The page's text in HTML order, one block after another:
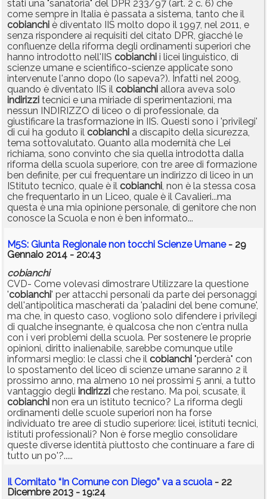
stati una "sanatoria" del DPR 233/97 (art. 2 c. 6) che
come sempre in Italia è passata a sistema, tanto che il
cobianchi è diventato IIS molto dopo il 1997, nel 2011, e
senza rispondere ai requisiti del citato DPR, giacché le
confluenze della riforma degli ordinamenti superiori che
hanno introdotto nell'IIS cobianchi i licei linguistico, di
scienze umane e scientifico-scienze applicate sono
intervenute l'anno dopo (lo sapeva?). Infatti nel 2009,
quando è diventato IIS il cobianchi allora aveva solo
indirizzi tecnici e una miriade di sperimentazioni, ma
nessun INDIRIZZO di liceo o di professionale, da
giustificare la trasformazione in IIS. Questi sono i 'privilegi'
di cui ha goduto il cobianchi a discapito della sicurezza,
tema sottovalutato. Quanto alla modernità che Lei
richiama, sono convinto che sia quella introdotta dalla
riforma della scuola superiore, con tre aree di formazione
ben definite, per cui frequentare un indirizzo di liceo in un
IStituto tecnico, quale è il cobianchi, non è la stessa cosa
che frequentarlo in un Liceo, quale è il Cavalieri...ma
questa è una mia opinione personale, di genitore che non
conosce la Scuola e non è ben informato...
M5S: Giunta Regionale non tocchi Scienze Umane- 29
Gennaio 2014 - 20:43
cobianchi
CVD- Come volevasi dimostrare Utilizzare la questione
'cobianchi' per attacchi personali da parte dei personaggi
dell'antipolitica mascherati da 'paladini del bene comune',
ma che, in questo caso, vogliono solo difendere i privilegi
di qualche insegnante, è qualcosa che non c'entra nulla
con i veri problemi della scuola. Per sostenere le proprie
opinioni, diritto inalienabile, sarebbe comunque utile
informarsi meglio: le classi che il cobianchi "perderà" con
lo spostamento del liceo di scienze umane saranno 2 il
prossimo anno, ma almeno 10 nei prossimi 5 anni, a tutto
vantaggio degli indirizzi che restano. Ma poi, scusate, il
cobianchi non era un istituto tecnico? La riforma degli
ordinamenti delle scuole superiori non ha forse
individuato tre aree di studio superiore: licei, istituti tecnici,
istituti professionali? Non è forse meglio consolidare
queste diverse identità piuttosto che continuare a fare di
tutto un po'?.....
Il Comitato “In Comune con Diego” va a scuola - 22
Dicembre 2013 - 19:24